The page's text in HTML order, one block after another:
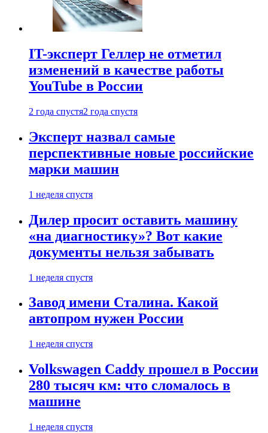
IT-эксперт Геллер не отметил
изменений в качестве работы
YouTube в России
2 года спустя2 года спустя
Эксперт назвал самые
перспективные новые российские
марки машин
1 неделя спустя
Дилер просит оставить машину
«на диагностику»? Вот какие
документы нельзя забывать
1 неделя спустя
Завод имени Сталина. Какой
автопром нужен России
1 неделя спустя
Volkswagen Caddy прошел в России
280 тысяч км: что сломалось в
машине
1 неделя спустя